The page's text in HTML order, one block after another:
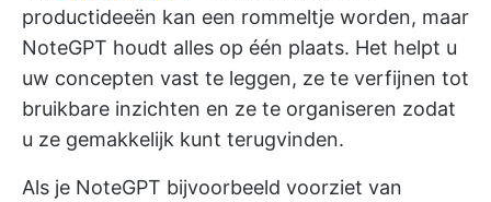
productideeën kan een rommeltje worden, maar
NoteGPT houdt alles op één plaats. Het helpt u
uw concepten vast te leggen, ze te verfijnen tot
bruikbare inzichten en ze te organiseren zodat
u ze gemakkelijk kunt terugvinden.
Als je NoteGPT bijvoorbeeld voorziet van